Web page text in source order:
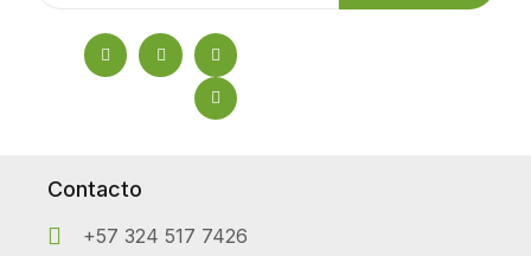
Contacto
+57 324 517 7426